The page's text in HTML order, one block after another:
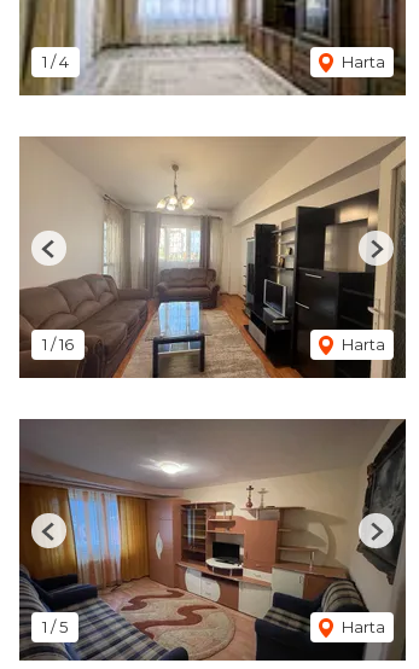
1 /4 Harta
1 /16 Harta
Previous Next
1 /5 Harta
Previous Next